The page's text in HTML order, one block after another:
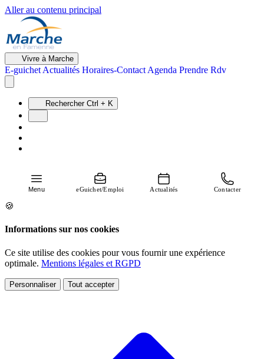
Aller au contenu principal
Vivre à Marche
E-guichet Actualités Horaires-Contact Agenda Prendre Rdv
Rechercher Ctrl + K
Menu eGuichet/Emploi Actualités Contacter
🍪
Informations sur nos cookies
Ce site utilise des cookies pour vous fournir une expérience
optimale. Mentions légales et RGPD
Personnaliser Tout accepter